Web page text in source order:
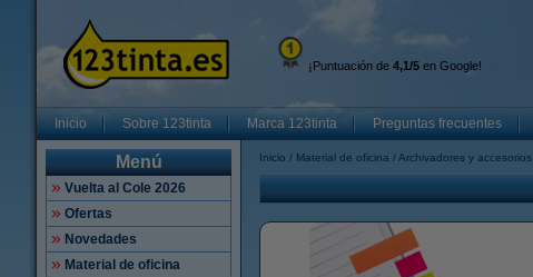
¡Puntuación de 4,1/5 en Google!
Inicio Sobre 123tinta Marca 123tinta Preguntas frecuentes
Menú
Vuelta al Cole 2026
Ofertas
Novedades
Material de oficina
Inicio Material de oficina Archivadores y accesorios